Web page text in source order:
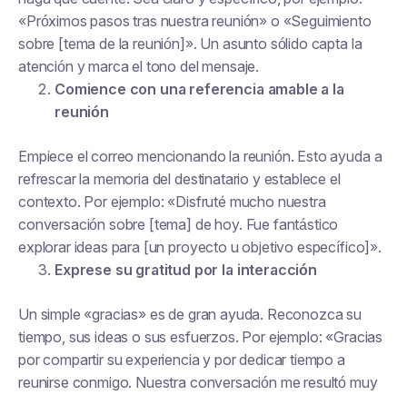
«Próximos pasos tras nuestra reunión» o «Seguimiento
sobre [tema de la reunión]». Un asunto sólido capta la
atención y marca el tono del mensaje.
Comience con una referencia amable a la
reunión
Empiece el correo mencionando la reunión. Esto ayuda a
refrescar la memoria del destinatario y establece el
contexto. Por ejemplo: «Disfruté mucho nuestra
conversación sobre [tema] de hoy. Fue fantástico
explorar ideas para [un proyecto u objetivo específico]».
Exprese su gratitud por la interacción
Un simple «gracias» es de gran ayuda. Reconozca su
tiempo, sus ideas o sus esfuerzos. Por ejemplo: «Gracias
por compartir su experiencia y por dedicar tiempo a
reunirse conmigo. Nuestra conversación me resultó muy